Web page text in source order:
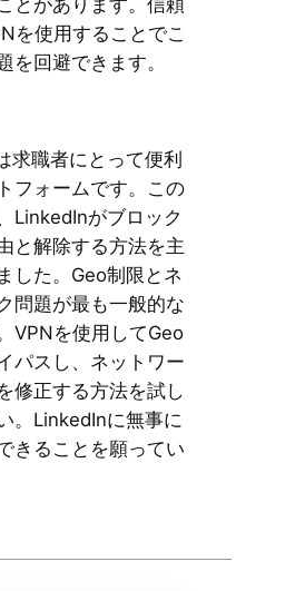
とがあります。信頼
を使用することでこ
を回避できます。
求職者にとって便利
フォームです。この
LinkedInがブロック
と解除する方法を主
した。Geo制限とネ
問題が最も一般的な
VPNを使用してGeo
パスし、ネットワー
修正する方法を試し
。LinkedInに無事に
きることを願ってい